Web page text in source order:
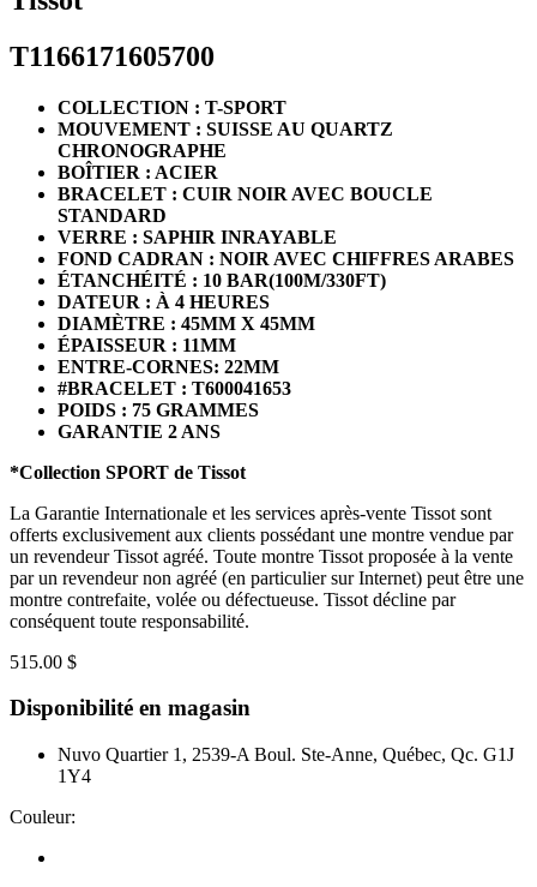
T1166171605700
COLLECTION : T-SPORT
MOUVEMENT : SUISSE AU QUARTZ
CHRONOGRAPHE
BOÎTIER : ACIER
BRACELET : CUIR NOIR AVEC BOUCLE
STANDARD
VERRE : SAPHIR INRAYABLE
FOND CADRAN : NOIR AVEC CHIFFRES ARABES
ÉTANCHÉITÉ : 10 BAR(100M/330FT)
DATEUR : À 4 HEURES
DIAMÈTRE : 45MM X 45MM
ÉPAISSEUR : 11MM
ENTRE-CORNES: 22MM
#BRACELET : T600041653
POIDS : 75 GRAMMES
GARANTIE 2 ANS
*Collection SPORT de Tissot
La Garantie Internationale et les services après-vente Tissot sont
offerts exclusivement aux clients possédant une montre vendue par
un revendeur Tissot agréé. Toute montre Tissot proposée à la vente
par un revendeur non agréé (en particulier sur Internet) peut être une
montre contrefaite, volée ou défectueuse. Tissot décline par
conséquent toute responsabilité.
515.00 $
Disponibilité en magasin
Nuvo Quartier 1, 2539-A Boul. Ste-Anne, Québec, Qc. G1J
1Y4
Couleur: